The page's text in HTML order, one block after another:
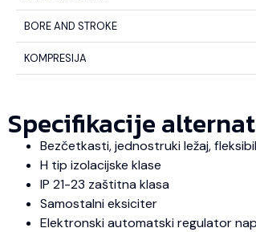
BORE AND STROKE
KOMPRESIJA
Specifikacije
Bezčetkasti, jednostruki ležaj,
H tip izolacijske klase
IP 21-23 zaštitna klasa
Samostalni eksiciter
Elektronski automatski regulator